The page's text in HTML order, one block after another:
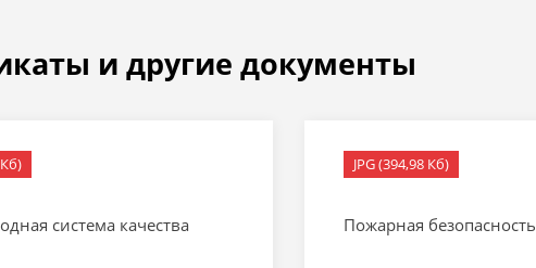
и другие документы
система качества
JPG (394,98 Кб)
Пожарная безопасность